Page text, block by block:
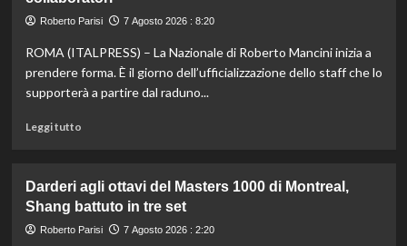
knockout
Europei
di
fondo,
nella
gara
maschile
Roberto Parisi 7 Agosto 2026 : 8:20
ROMA (ITALPRESS) – La Nazionale di Roberto Mancini inizia a
prendere forma. È il giorno dell’ufficializzazione dello staff che lo
supporterà a partire dal raduno...
Leggi tuttoLeggi
Nazionale,
ecco
lo
Darderi agli ottavi del Masters 1000 di Montreal,
Shang battuto in tre set
Roberto Parisi 7 Agosto 2026 : 2:20